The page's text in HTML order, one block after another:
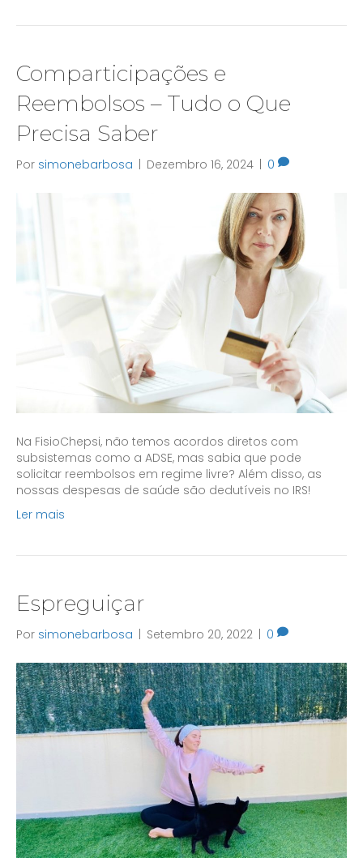
Comparticipações e
Reembolsos – Tudo o Que
Precisa Saber
Por simonebarbosa Dezembro 16, 2024 0
Na FisioChepsi, não temos acordos diretos com
subsistemas como a ADSE, mas sabia que pode
solicitar reembolsos em regime livre? Além disso, as
nossas despesas de saúde são dedutíveis no IRS!
Ler mais
Espreguiçar
Por simonebarbosa Setembro 20, 2022 0